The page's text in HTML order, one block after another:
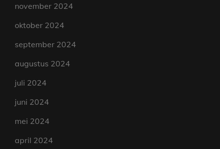
november 2024
oktober 2024
september 2024
augustus 2024
juli 2024
juni 2024
mei 2024
april 2024